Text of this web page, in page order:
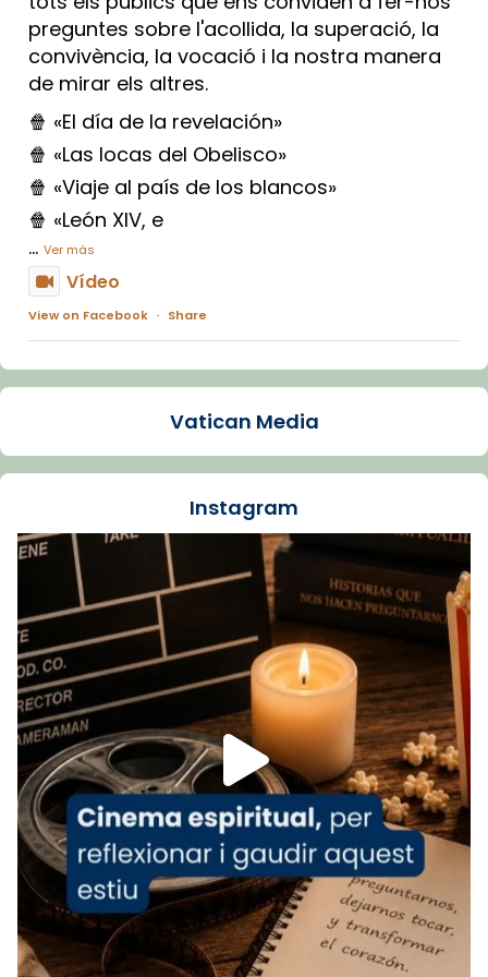
preguntes sobre l'acollida, la superació, la
convivència, la vocació i la nostra manera
de mirar els altres.
🍿 «El día de la revelación»
🍿 «Las locas del Obelisco»
🍿 «Viaje al país de los blancos»
🍿 «León XIV, e
... Ver más
Vídeo
View on Facebook · Share
Arquebisbat de Barcelona
La Carmina va patir depressió. Fa gairebé
dos mesos, a l'Estadi Lluís Companys, la
Recupera l'entrevista comp
Vatican
tican News 👇
www.vaticannews.va/es/iglesia/news/2026-
07/carmina-historia-depresion-papa-viaje-
espana-testimoni...
Foto
View on Facebook · Share
Arquebisbat de Barcelona
2 weeks ago
«Avui les santes Juliana i Semproniana ens
ajuden a alçar la mirada»
Mons. Sergi Gordo, bisbe de Tortosa, ha
presidit aquest 27 de juliol la missa de Les
Vatican Media
Instagram